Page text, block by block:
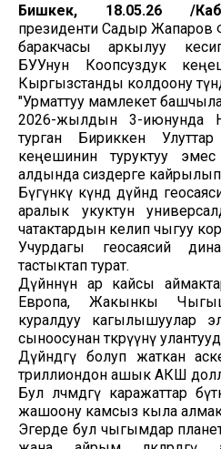
Бишкек, 18.05.26 /
президенти Садыр Жапаров
баракчасы аркылуу
БУУнун Коопсуздук
Кыргызстанды колдоону
"Урматтуу мамлекет
2026-жылдын 3-июнунда
турган Бириккен
кеңешинин туруктуу эмес
алдында сиздерге
Бүгүнкү күндө дүйнөдө
аралык укуктун
чатактардын келип чыгуу
Учурдагы геосаясий
тастыктап турат.
Дүйнөнүн ар кайсы
Европа, Жакынкы
куралдуу кагылышуулар
сыноосунан өткөрүүнү
Дүйнөдөгү болуп жаткан
триллиондон ашык АКШ
Бул өлчөмдөгү каражаттар
жашоону камсыз кыла
Эгерде бул чыгымдар